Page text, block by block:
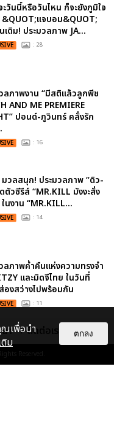
ะวันนี้หรือวันไหน ก็จะยังภูมิใจ
&QUOT;แจบอม&QUOT;
เดิม! ประมวลภาพ JA...
: 28
ลภาพงาน “มีสติแล้วลูกพีช
AND ME PREMIERE
ปอนด์-ภูวินทร์ คลั่งรัก
: 16
มวลสนุก! ประมวลภาพ “ดิว-
ตัวซีรีส์ “MR.KILL มังงะสั่ง
นงาน “MR.KILL...
: 14
ลภาพค่ำคืนแห่งความทรงจำ
และมิดจีไทย ในวันที่
องสว่างไปพร้อมกัน
: 11
า ติดต่อเรา
Reserved.
ณเพื่อนำ
ม
ตกลง